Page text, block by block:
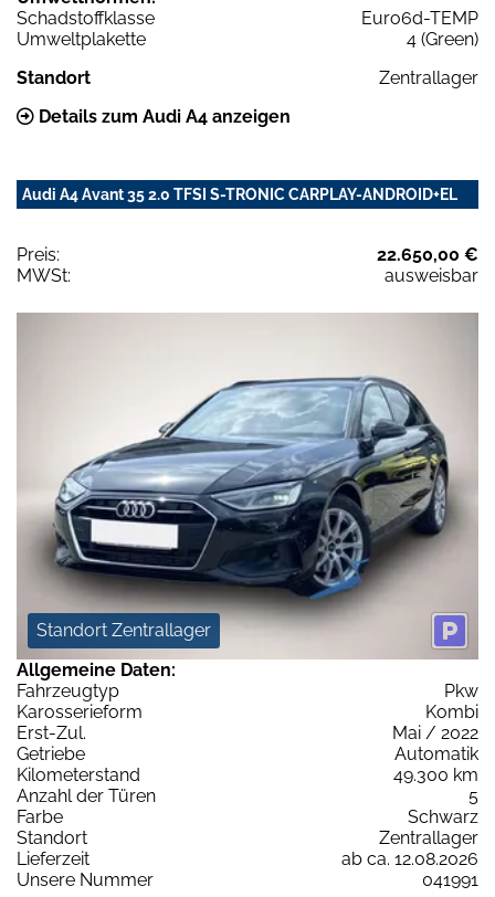
Schadstoffklasse
Euro6d-TEMP
Umweltplakette
4 (Green)
Standort
Zentrallager
Details zum Audi A4 anzeigen
Audi A4 Avant 35 2.0 TFSI S-TRONIC CARPLAY-ANDROID+EL
Preis:
22.650,00 €
MWSt:
ausweisbar
Standort Zentrallager
Allgemeine Daten:
Fahrzeugtyp
Pkw
Karosserieform
Kombi
Erst-Zul.
Mai / 2022
Getriebe
Automatik
Kilometerstand
49.300 km
Anzahl der Türen
5
Farbe
Schwarz
Standort
Zentrallager
Lieferzeit
ab ca. 12.08.2026
Unsere Nummer
041991